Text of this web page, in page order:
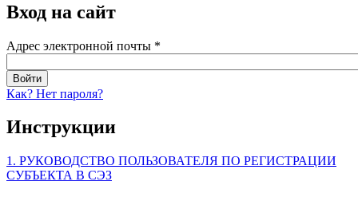
Вход на сайт
Адрес электронной почты *
Как? Нет пароля?
Инструкции
1. РУКОВОДСТВО ПОЛЬЗОВАТЕЛЯ ПО РЕГИСТРАЦИИ
СУБЪЕКТА В СЭЗ